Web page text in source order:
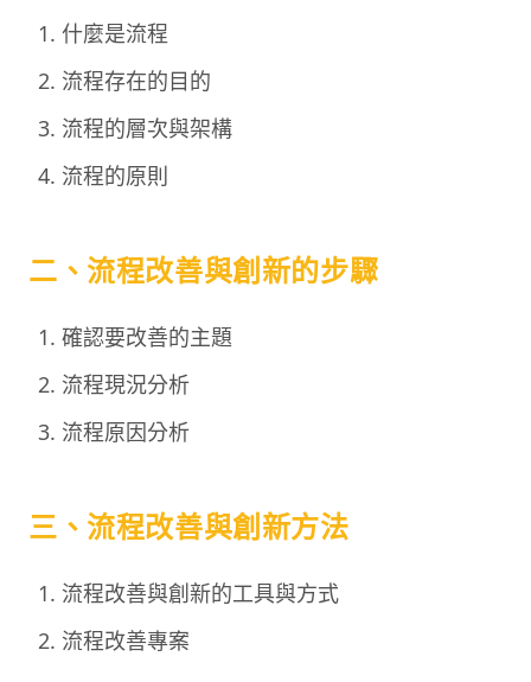
什麼是流程
流程存在的目的
流程的層次與架構
流程的原則
二、流程改善與創新的步驟
確認要改善的主題
流程現況分析
流程原因分析
三、流程改善與創新方法
流程改善與創新的工具與方式
流程改善專案